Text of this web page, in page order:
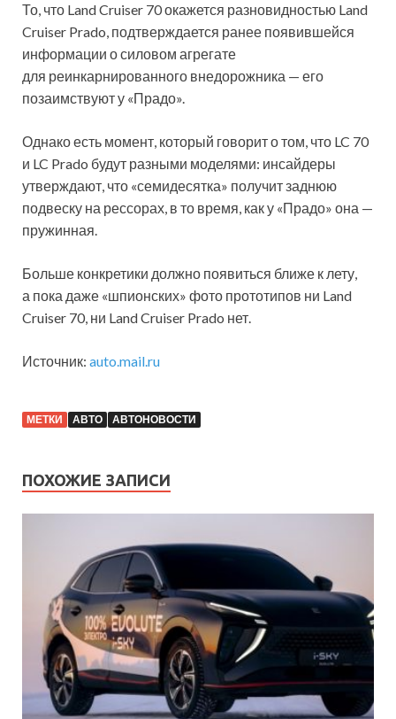
То, что Land Cruiser 70 окажется разновидностью Land
Cruiser Prado, подтверждается ранее появившейся
информации о силовом агрегате
для реинкарнированного внедорожника — его
позаимствуют у «Прадо».
Однако есть момент, который говорит о том, что LC 70
и LC Prado будут разными моделями: инсайдеры
утверждают, что «семидесятка» получит заднюю
подвеску на рессорах, в то время, как у «Прадо» она —
пружинная.
Больше конкретики должно появиться ближе к лету,
а пока даже «шпионских» фото прототипов ни Land
Cruiser 70, ни Land Cruiser Prado нет.
Источник: auto.mail.ru
МЕТКИ АВТО АВТОНОВОСТИ
ПОХОЖИЕ ЗАПИСИ